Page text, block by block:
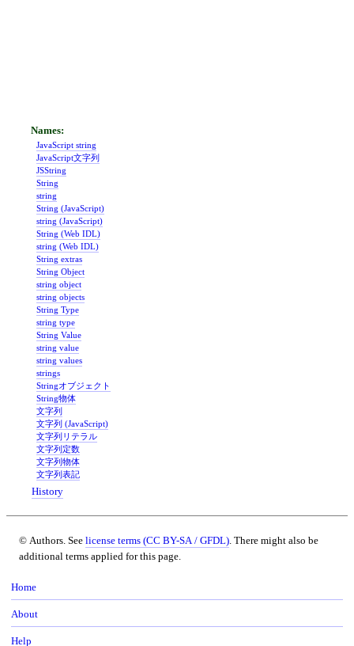
JavaScript string
JavaScript文字列
JSString
String
string
String (JavaScript)
string (JavaScript)
String (Web IDL)
string (Web IDL)
String extras
String Object
string object
string objects
String Type
string type
String Value
string value
string values
strings
Stringオブジェクト
String物体
文字列
文字列 (JavaScript)
文字列リテラル
文字列定数
文字列物体
文字列表記
History
© Authors. See license terms (CC BY-SA / GFDL)
additional terms applied for this page.
Home
About
Help